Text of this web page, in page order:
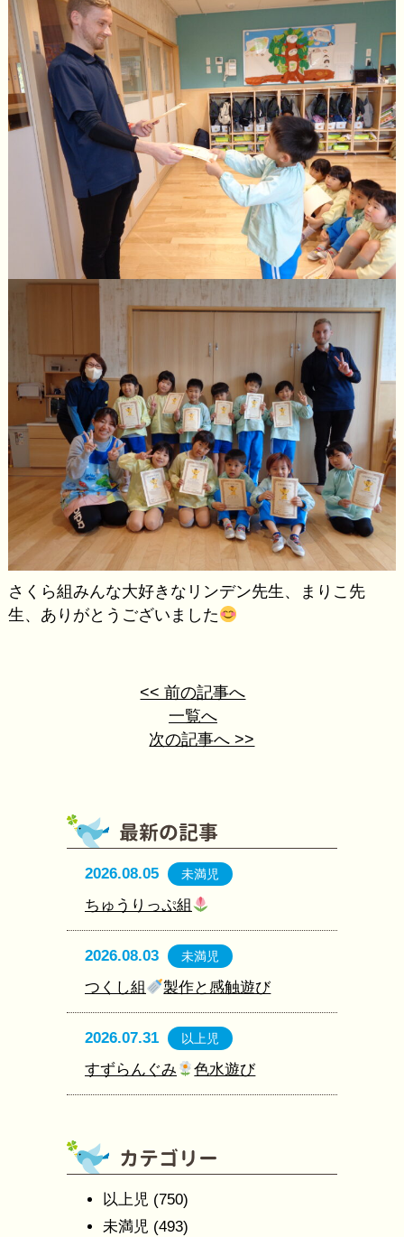
さくら組みんな大好きなリンデン先生、まりこ先
生、ありがとうございました
<< 前の記事へ
一覧へ
次の記事へ >>
2026.08.05 未満児
ちゅうりっぷ組
2026.08.03 未満児
つくし組 製作と感触遊び
2026.07.31 以上児
すずらんぐみ 色水遊び
以上児 (750)
未満児 (493)